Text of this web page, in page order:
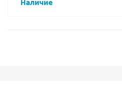
Наличие